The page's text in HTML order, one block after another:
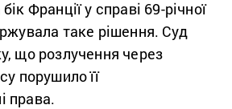
Франції у справі 69-річної
таке рішення. Суд
що розлучення через
порушило її
права.